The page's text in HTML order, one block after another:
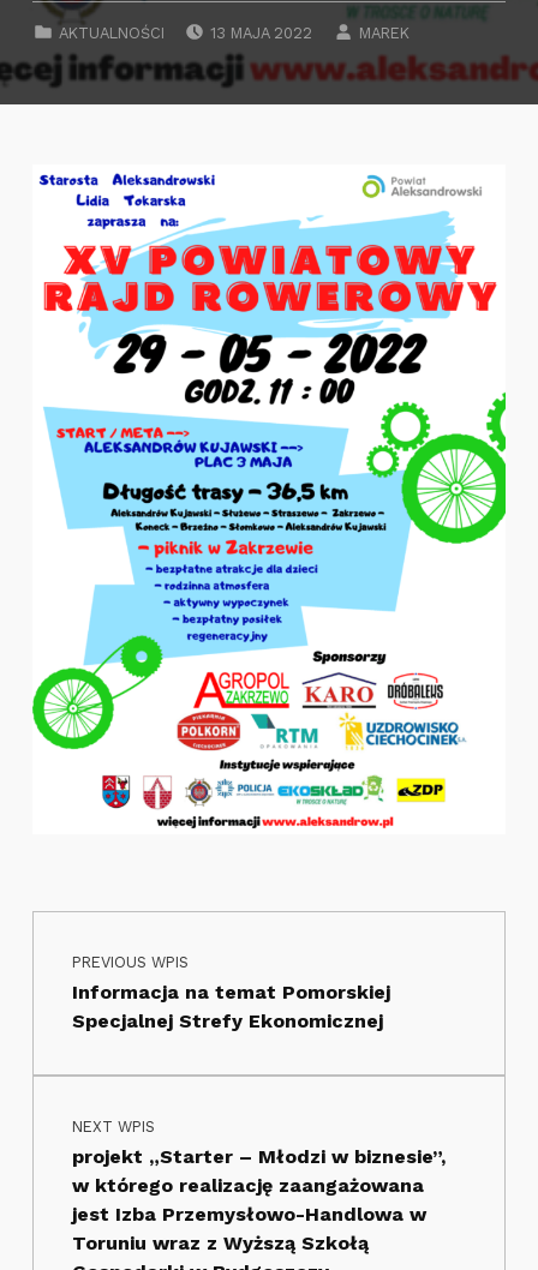
CATEGORIZED IN:
AKTUALNOŚCI 13 MAJA 2022
WRITTEN BY:
MAREK
Skip back to main navigation
Nawigacja wpisu
PREVIOUS WPIS
Informacja na temat Pomorskiej
Specjalnej Strefy Ekonomicznej
NEXT WPIS
projekt „Starter – Młodzi w biznesie”,
w którego realizację zaangażowana
jest Izba Przemysłowo-Handlowa w
Toruniu wraz z Wyższą Szkołą